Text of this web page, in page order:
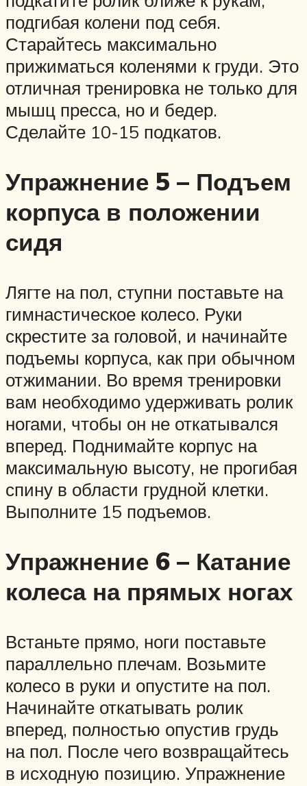
подгибая колени под себя.
Старайтесь максимально
прижиматься коленями к груди. Это
отличная тренировка не только для
мышц пресса, но и бедер.
Сделайте 10-15 подкатов.
Упражнение 5 – Подъем
корпуса в положении
сидя
Лягте на пол, ступни поставьте на
гимнастическое колесо. Руки
скрестите за головой, и начинайте
подъемы корпуса, как при обычном
отжимании. Во время тренировки
вам необходимо удерживать ролик
ногами, чтобы он не откатывался
вперед. Поднимайте корпус на
максимальную высоту, не прогибая
спину в области грудной клетки.
Выполните 15 подъемов.
Упражнение 6 – Катание
колеса на прямых ногах
Встаньте прямо, ноги поставьте
параллельно плечам. Возьмите
колесо в руки и опустите на пол.
Начинайте откатывать ролик
вперед, полностью опустив грудь
на пол. После чего возвращайтесь
в исходную позицию. Упражнение